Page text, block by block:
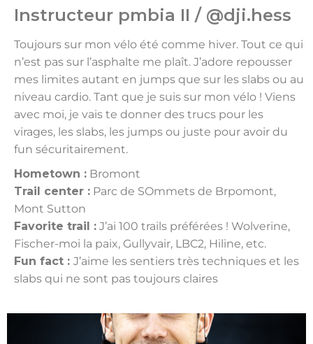
Instructeur pmbia II / @dji.hess
Toujours sur mon vélo été comme hiver. Tout ce qui
n’est pas sur l’asphalte me plaît. J’adore repousser
mes limites autant en jumps que sur les slabs ou au
niveau cardio. Tant que je suis sur mon vélo ! Viens
avec moi, je vais te donner des trucs pour les
virages, les slabs, les jumps ou juste pour avoir du
fun sécuritairement.
Hometown : Bromont
Trail center : Parc de SOmmets de Brpomont,
Mont Sutton
Favorite trail : J’ai 100 trails préférées ! Wolverine,
Fischer-moi la paix, Gullyvair, LBC2, Hiline, etc.
Fun fact : J’aime les sentiers très techniques et les
slabs qui ne sont pas toujours claires